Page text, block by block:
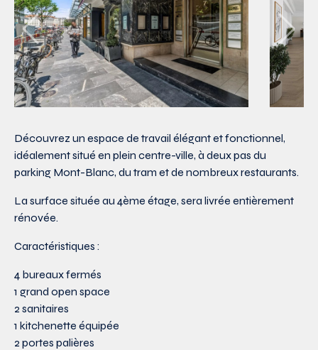
Découvrez un espace de travail élégant et fonctionnel,
idéalement situé en plein centre-ville, à deux pas du
parking Mont-Blanc, du tram et de nombreux restaurants.
La surface située au 4ème étage, sera livrée entièrement
rénovée.
Caractéristiques :
4 bureaux fermés
1 grand open space
2 sanitaires
1 kitchenette équipée
2 portes palières